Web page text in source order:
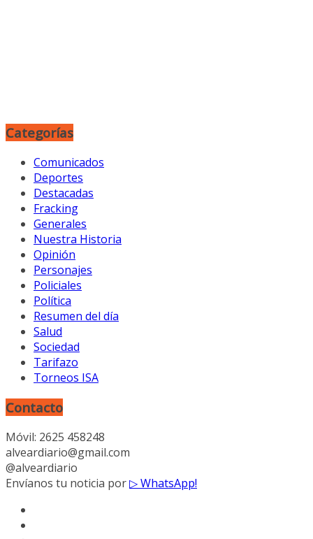
Categorías
Comunicados
Deportes
Destacadas
Fracking
Generales
Nuestra Historia
Opinión
Personajes
Policiales
Política
Resumen del día
Salud
Sociedad
Tarifazo
Torneos ISA
Contacto
Móvil: 2625 458248
alveardiario@gmail.com
@alveardiario
Envíanos tu noticia por▷ WhatsApp!